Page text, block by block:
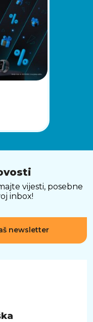
vijesti, posebne
inbox!
newsletter